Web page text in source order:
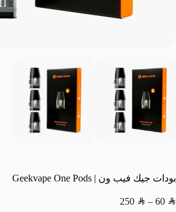
بودات جيك فيب ون | Geekvape One Pods
60 SAR
–
250 SAR